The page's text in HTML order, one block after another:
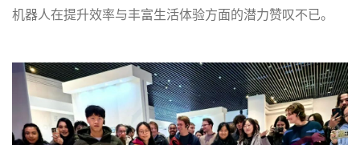
机器人在提升效率与丰富生活体验方面的潜力赞叹不已。